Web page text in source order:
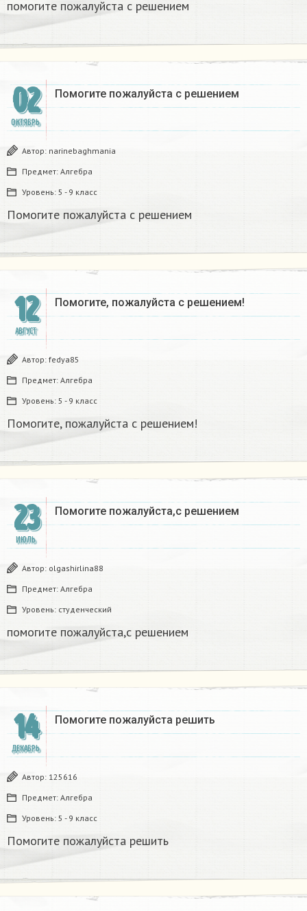
помогите пожалуйста с решением
02
ОКТЯБРЬ
Помогите пожалуйста с решением ​
Автор: narinebaghmania
Предмет: Алгебра
Уровень: 5 - 9 класс
Помогите пожалуйста с решением ​
12
АВГУСТ
Помогите, пожалуйста с решением!
Автор: fedya85
Предмет: Алгебра
Уровень: 5 - 9 класс
Помогите, пожалуйста с решением!
23
ИЮЛЬ
Помогите пожалуйста,с решением ​
Автор: olgashirlina88
Предмет: Алгебра
Уровень: студенческий
помогите пожалуйста,с решением ​
14
ДЕКАБРЬ
Помогите пожалуйста решить
Автор: 125616
Предмет: Алгебра
Уровень: 5 - 9 класс
Помогите пожалуйста решить